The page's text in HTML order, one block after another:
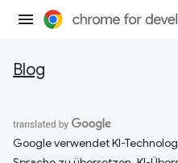
Blog
Google verwendet KI-